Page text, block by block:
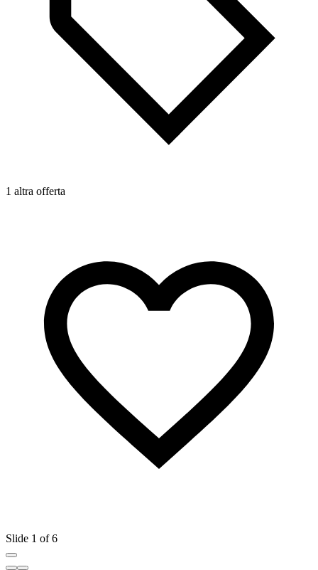
1 altra offerta
Slide 1 of 6